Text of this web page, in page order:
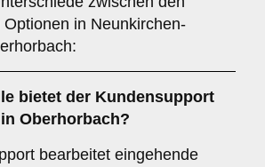
in Neunkirchen-
bietet der Kundensupport
Oberhorbach?
bearbeitet eingehende